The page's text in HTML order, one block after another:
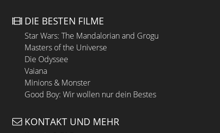
DIE BESTEN FILME
Star Wars: The Mandalorian and Grogu
Masters of the Universe
Die Odyssee
Vaiana
Minions & Monster
Good Boy: Wir wollen nur dein Bestes
KONTAKT UND MEHR